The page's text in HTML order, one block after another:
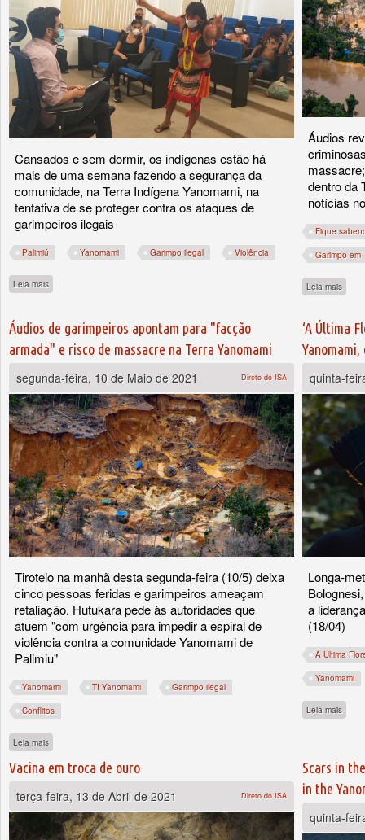
Cansados e sem dormir, os indígenas estão há
mais de uma semana fazendo a segurança da
comunidade, na Terra Indígena Yanomami, na
tentativa de se proteger contra os ataques de
garimpeiros ilegais
Palimiú Yanomami Garimpo ilegal Violência
Leia mais sobre Lideranças Yanomami de Palimiú se reúnem com MPF e pedem agilidade
Áudios
dentro da
notícias
Fique
Garimpo em
Leia mais
Áudios de garimpeiros apontam para "facção
armada" e risco de massacre na Terra Yanomami
segunda-feira, 10 de Maio de 2021
Direto do ISA
Tiroteio na manhã desta segunda-feira (10/5) deixa
cinco pessoas feridas e garimpeiros ameaçam
retaliação. Hutukara pede às autoridades que
atuem "com urgência para impedir a espiral de
violência contra a comunidade Yanomami de
Palimiu"
Yanomami TI Yanomami Garimpo ilegal
Conflitos
Leia mais
‘A Última
quinta-
Longa-
a
(18/04)
A Última
Yanomami
Leia mais
Vacina em troca de ouro
terça-feira, 13 de Abril de 2021
Direto do ISA
Scars in
in the
quinta-